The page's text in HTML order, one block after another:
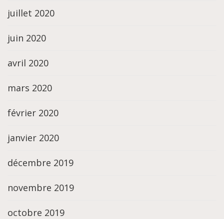
juillet 2020
juin 2020
avril 2020
mars 2020
février 2020
janvier 2020
décembre 2019
novembre 2019
octobre 2019